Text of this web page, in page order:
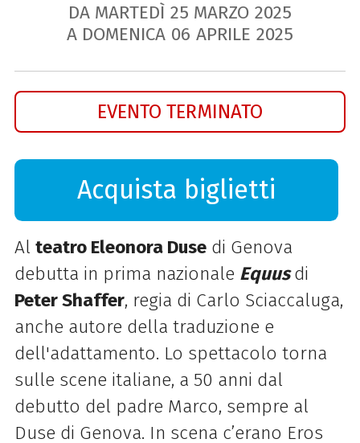
DA MARTEDÌ 25 MARZO 2025
A DOMENICA 06 APRILE 2025
EVENTO TERMINATO
Acquista biglietti
Al teatro Eleonora Dusedi Genova
debutta in prima nazionale Equusdi
Peter Shaffer, regia di Carlo Sciaccaluga,
anche autore della traduzione e
dell'adattamento. Lo spettacolo torna
sulle scene italiane, a 50 anni dal
debutto del padre Marco, sempre al
Duse di Genova. In scena c’erano Eros